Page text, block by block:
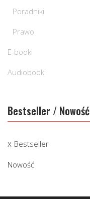
Poradniki
Prawo
E-booki
Audiobooki
Bestseller /
Bestseller
Nowość